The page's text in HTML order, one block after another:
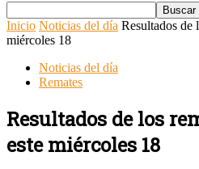
Inicio Noticias del día Resultados de
miércoles 18
Noticias del día
Remates
Resultados de los
este miércoles 18